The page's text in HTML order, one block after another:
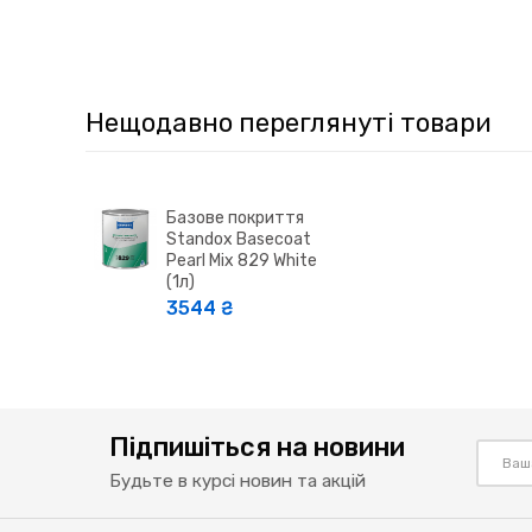
Нещодавно переглянуті товари
Базове покриття
Standox Basecoat
Pearl Mix 829 White
(1л)
3544 ₴
Підпишіться на новини
Будьте в курсі новин та акцій